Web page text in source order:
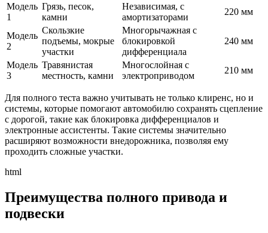
Модель
1
Грязь, песок,
камни
Независимая, с
амортизаторами
220 мм
Модель
2
Скользкие
подъемы, мокрые
участки
Многорычажная с
блокировкой
дифференциала
240 мм
Модель
3
Травянистая
местность, камни
Многослойная с
электроприводом
210 мм
Для полного теста важно учитывать не только клиренс, но и
системы, которые помогают автомобилю сохранять сцепление
с дорогой, такие как блокировка дифференциалов и
электронные ассистенты. Такие системы значительно
расширяют возможности внедорожника, позволяя ему
проходить сложные участки.
html
Преимущества полного привода и
подвески